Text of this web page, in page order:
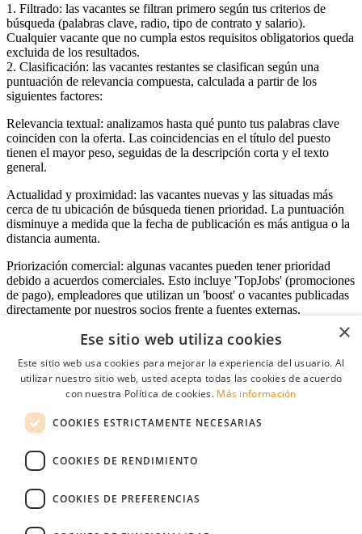
1. Filtrado: las vacantes se filtran primero según tus criterios de
búsqueda (palabras clave, radio, tipo de contrato y salario).
Cualquier vacante que no cumpla estos requisitos obligatorios queda
excluida de los resultados.
2. Clasificación: las vacantes restantes se clasifican según una
puntuación de relevancia compuesta, calculada a partir de los
siguientes factores:
Relevancia textual: analizamos hasta qué punto tus palabras clave
coinciden con la oferta. Las coincidencias en el título del puesto
tienen el mayor peso, seguidas de la descripción corta y el texto
general.
Actualidad y proximidad: las vacantes nuevas y las situadas más
cerca de tu ubicación de búsqueda tienen prioridad. La puntuación
disminuye a medida que la fecha de publicación es más antigua o la
distancia aumenta.
Priorización comercial: algunas vacantes pueden tener prioridad
debido a acuerdos comerciales. Esto incluye 'TopJobs' (promociones
de pago), empleadores que utilizan un 'boost' o vacantes publicadas
directamente por nuestros socios frente a fuentes externas.
Acceso empresas
Contraseña
Recordarme
Conectarse
Registro gratuito empresas
×
Ese sitio web utiliza cookies
Este sitio web usa cookies para mejorar la experiencia del usuario. Al
utilizar nuestro sitio web, usted acepta todas las cookies de acuerdo
con nuestra Política de cookies. Más información
COOKIES ESTRICTAMENTE NECESARIAS
COOKIES DE RENDIMIENTO
COOKIES DE PREFERENCIAS